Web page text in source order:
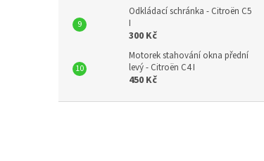
Odkládací schránka - Citroën C5
I
300 Kč
Motorek stahování okna přední
levý - Citroën C4 I
450 Kč